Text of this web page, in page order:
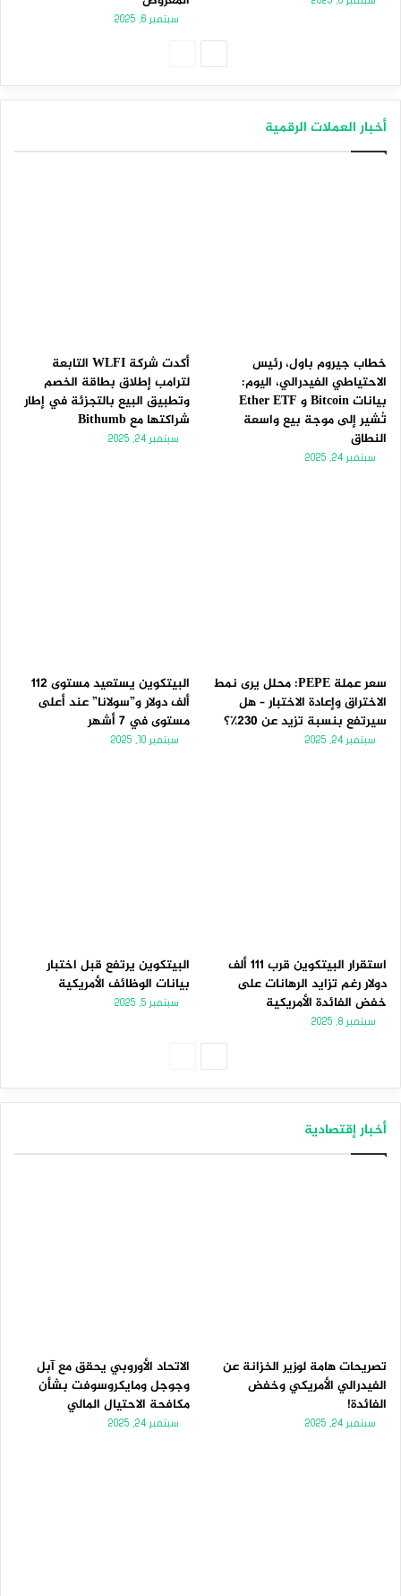
سبتمبر 6, 2025
أخبار العملات الرقمية
خطاب جيروم باول، رئيس
الاحتياطي الفيدرالي، اليوم:
بيانات Bitcoin و Ether ETF
تُشير إلى موجة بيع واسعة
النطاق
سبتمبر 24, 2025
أكدت شركة WLFI التابعة
لترامب إطلاق بطاقة الخصم
وتطبيق البيع بالتجزئة في إطار
شراكتها مع Bithumb
سبتمبر 24, 2025
سعر عملة PEPE: محلل يرى نمط
الاختراق وإعادة الاختبار – هل
سيرتفع بنسبة تزيد عن 230٪؟
سبتمبر 24, 2025
البيتكوين يستعيد مستوى 112
ألف دولار و”سولانا” عند أعلى
مستوى في 7 أشهر
سبتمبر 10, 2025
استقرار البيتكوين قرب 111 ألف
دولار رغم تزايد الرهانات على
خفض الفائدة الأمريكية
سبتمبر 8, 2025
البيتكوين يرتفع قبل اختبار
بيانات الوظائف الأمريكية
سبتمبر 5, 2025
أخبار إقتصادية
تصريحات هامة لوزير الخزانة عن
الفيدرالي الأمريكي وخفض
الفائدة!
سبتمبر 24, 2025
الاتحاد الأوروبي يحقق مع آبل
وجوجل ومايكروسوفت بشأن
مكافحة الاحتيال المالي
سبتمبر 24, 2025